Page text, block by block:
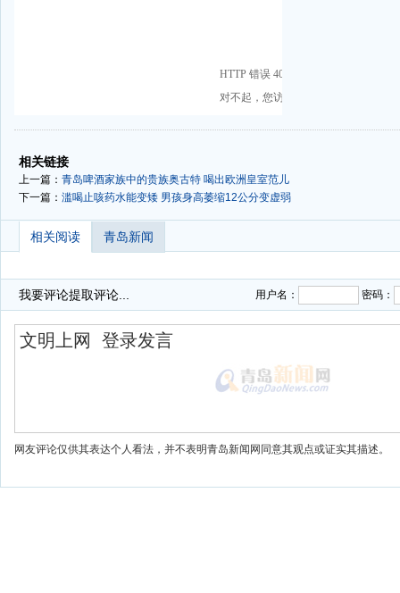
-
相关链接
上一篇： 青岛啤酒家族中的贵族奥古特 喝出欧洲皇室范儿
下一篇： 滥喝止咳药水能变矮 男孩身高萎缩12公分变虚弱
相关阅读 青岛新闻
我要评论提取评论... 用户名： 密码：
网友评论仅供其表达个人看法，并不表明青岛新闻网同意其观点或证实其描述。